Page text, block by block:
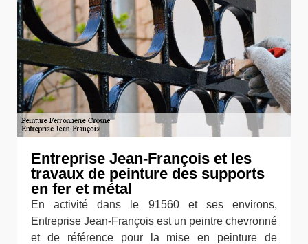
Entreprise Jean-François et les
travaux de peinture des supports
en fer et métal
En activité dans le 91560 et ses environs,
Entreprise Jean-François est un peintre chevronné
et de référence pour la mise en peinture de